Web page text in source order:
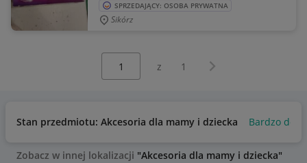
SPRZEDAJĄCY: OSOBA PRYWATNA
Sikórz
z 1 Następna strona
Stan przedmiotu: Akcesoria dla mamy i dziecka Bardzo
Zobacz w innej lokalizacji "Akcesoria dla mamy i dziecka"